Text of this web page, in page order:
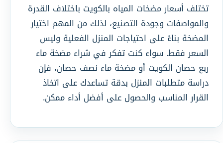
تختلف أسعار مضخات المياه بالكويت باختلاف القدرة
والمواصفات وجودة التصنيع، لذلك من المهم اختيار
المضخة بناءً على احتياجات المنزل الفعلية وليس
السعر فقط. سواء كنت تفكر في شراء مضخة ماء
ربع حصان الكويت أو مضخة ماء نصف حصان، فإن
دراسة متطلبات المنزل بدقة تساعدك على اتخاذ
القرار المناسب والحصول على أفضل أداء ممكن.